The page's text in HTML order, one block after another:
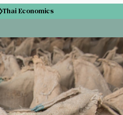
Thai Economics